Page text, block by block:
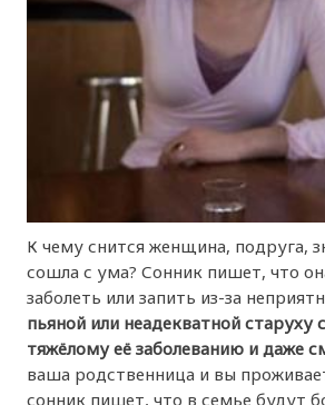
К чему снится женщина, подруга,
сошла с ума? Сонник пишет, что
заболеть или запить из-за
пьяной или неадекватной старуху
тяжёлому её заболеванию и даже
ваша родственница и вы
сонник пишет, что в семье будут